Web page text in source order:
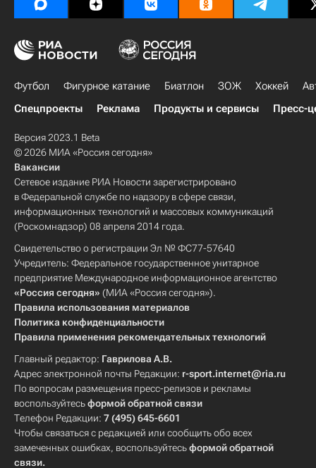
Футбол Фигурное катание Биатлон ЗОЖ Хоккей
Спецпроекты
Реклама Продукты и сервисы Пресс-
Версия 2023.1 Beta
© 2026 МИА «Россия сегодня»
Вакансии
Сетевое издание РИА Новости зарегистрировано
в Федеральной службе по надзору в сфере связи,
информационных технологий и массовых коммуникаций
(Роскомнадзор) 08 апреля 2014 года.
Свидетельство о регистрации Эл № ФС77-57640
Учредитель: Федеральное государственное унитарное
предприятие Международное информационное агентство
«Россия сегодня» (МИА «Россия сегодня»).
Правила использования материалов
Политика конфиденциальности
Правила применения рекомендательных технологий
Главный редактор: Гаврилова А.В.
Адрес электронной почты Редакции: r-sport.internet@ria.ru
По вопросам размещения пресс-релизов и рекламы
воспользуйтесьформой обратной связи
Телефон Редакции: 7 (495) 645-6601
Чтобы связаться с редакцией или сообщить обо всех
замеченных ошибках, воспользуйтесьформой обратной
связи.